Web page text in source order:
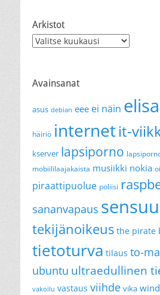
Arkistot
Arkistot
Avainsanat
asus debian eee ei näin elisa
häiriö internetit-
kserver lapsiporno
mobiililaajakaista musiikki nokia
piraattipuolue poliisi
sananvapaus
tekijänoikeus the pirate
tietoturva tilaus to-
ubuntu ultraedullinen
vakoilu vastaus viihde vika